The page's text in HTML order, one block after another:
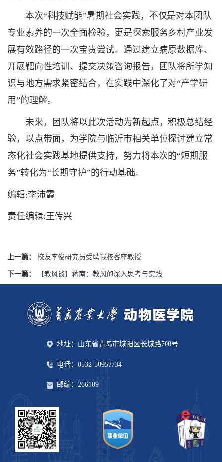
本次“科技赋能”暑期社会实践，不仅是对本团队
专业素养的一次全面检验，更是探索服务乡村产业发
展有效路径的一次宝贵尝试。通过建立病原数据库、
开展靶向性培训、提交决策咨询报告，团队将所学知
识与地方需求紧密结合，在实践中深化了对“产学研
用”的理解。
未来，团队将以此次活动为新起点，积极总结经
验，以点带面，为学院与临沂市相关单位探讨建立常
态化社会实践基地提供支持，努力将本次的“短期服
务”转化为“长期守护”的行动基础。
编辑:李沛霞
责任编辑:王传兴
上一篇： 校友李俊研究员受聘我校客座教授
下一篇： 【教风谈】蒋南：教风的深入思考与实践
地址：山东省青岛市城阳区长城路700号
电话：0532-58957734
邮编：266109